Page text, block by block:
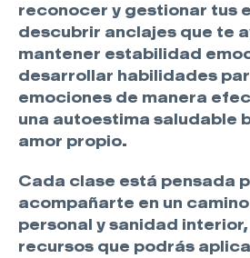
reconocer y gestionar tus
descubrir anclajes que te
mantener estabilidad
desarrollar habilidades
emociones de manera
una autoestima saludable
amor propio.
Cada clase está pensada
acompañarte en un
personal y sanidad
recursos que podrás